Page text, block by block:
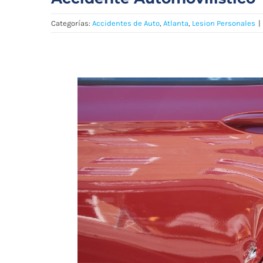
Categorías: Accidentes de Auto, Atlanta, Lesion Personales |